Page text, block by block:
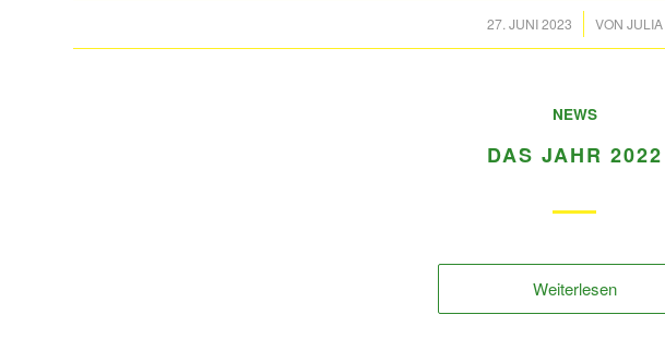
27. JUNI 2023
/ VON JULIA
NEWS
DAS JAHR 2022
Weiterlesen